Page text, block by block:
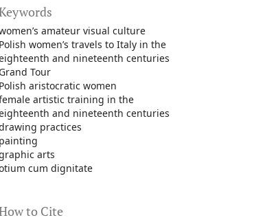
amateur visual culture
Polish women’s travels to Italy in the
and nineteenth centuries
Grand Tour
Polish aristocratic women
artistic training in the
and nineteenth centuries
practices
painting
arts
cum dignitate
to Cite